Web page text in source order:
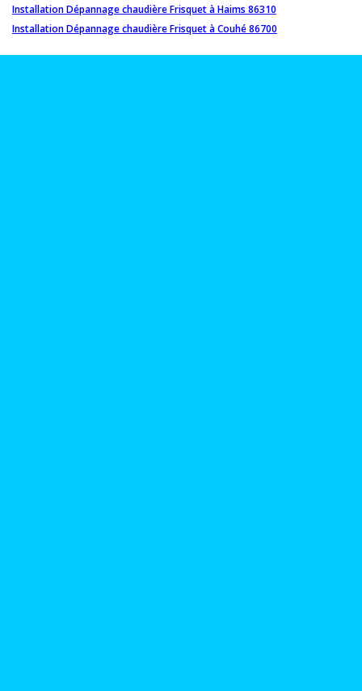
Installation Dépannage chaudière Frisquet à Haims 86310
Installation Dépannage chaudière Frisquet à Couhé 86700